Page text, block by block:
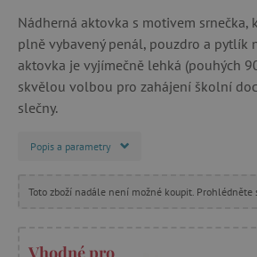
Nádherná aktovka s motivem srnečka,
plně vybavený penál, pouzdro a pytlík
aktovka je vyjímečně lehká (pouhých
skvělou volbou pro zahájení školní
slečny.
Popis a parametry
Toto zboží nadále není možné koupit. Prohlédněte
Vhodné pro